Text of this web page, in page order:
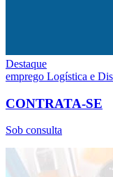
Destaque
emprego Logística e
CONTRATA-SE
Sob consulta